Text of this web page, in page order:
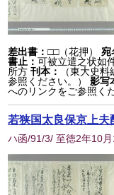
差出書：□□（花押） 宛
書止：可被立遣之状如
所方 刊本：
（東大史
参照ください。）
影写
へのリンクをご参照く
若狭国太良保京上夫
ハ函/91/3/ 至徳2年10月